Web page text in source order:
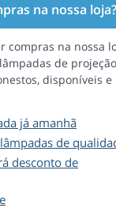
na nossa loja?
compras na nossa
de projeção
disponíveis e
já amanhã
de
desconto de